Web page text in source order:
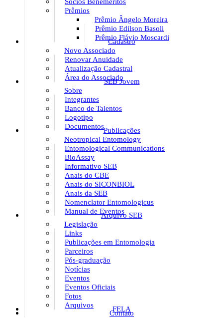
Sócios Beneméritos
Prêmios
Prêmio Ângelo Moreira
Prêmio Edilson Basoli
Prêmio Flávio Moscardi
Cadastro
Novo Associado
Renovar Anuidade
Atualização Cadastral
Área do Associado
SEB Jovem
Sobre
Integrantes
Banco de Talentos
Logotipo
DocumentosPublicações
Neotropical Entomology
Entomological Communications
BioAssay
Informativo SEB
Anais do CBE
Anais do SICONBIOL
Anais da SEB
Nomenclator Entomologicus
Manual de Eventos
Arquivo SEB
Legislação
Links
Publicações em Entomologia
Parceiros
Pós-graduação
Notícias
Eventos
Eventos Oficiais
Fotos
Arquivos
FELA
Contato